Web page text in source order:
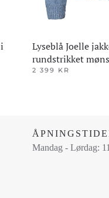
Lyseblå Joelle
rundstrikket
2 399 KR
flere
varianter.
Mandag - Lørdag: